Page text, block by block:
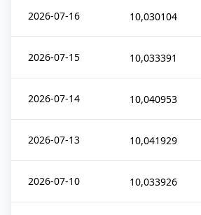
2026-07-16 10,030104
2026-07-15 10,033391
2026-07-14 10,040953
2026-07-13 10,041929
2026-07-10 10,033926